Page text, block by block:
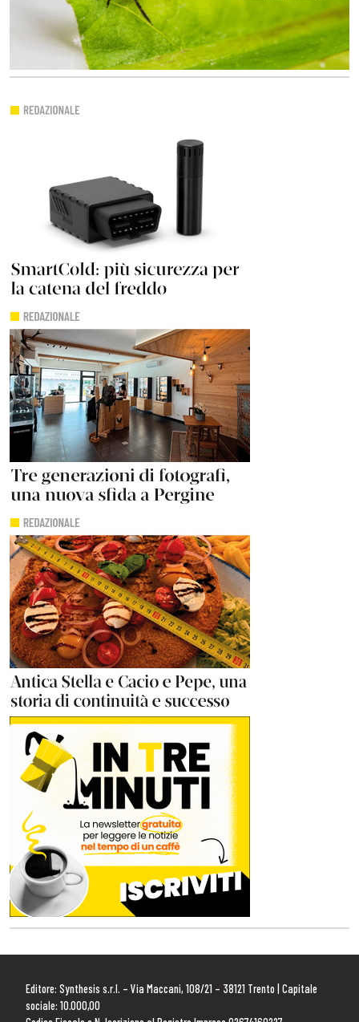
Editore: Synthesis s.r.l. – Via Maccani, 108/21 – 38121 Trento | Capitale
sociale: 10.000,00